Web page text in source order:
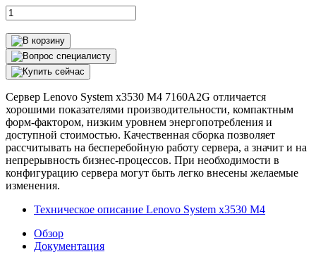
Сервер Lenovo System x3530 M4 7160A2G отличается
хорошими показателями производительности, компактным
форм-фактором, низким уровнем энергопотребления и
доступной стоимостью. Качественная сборка позволяет
рассчитывать на бесперебойную работу сервера, а значит и на
непрерывность бизнес-процессов. При необходимости в
конфигурацию сервера могут быть легко внесены желаемые
изменения.
Техническое описание Lenovo System x3530 M4
Обзор
Документация